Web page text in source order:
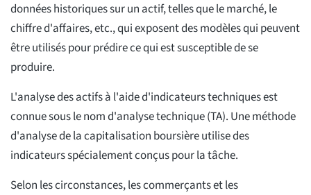
données historiques sur un actif, telles que le marché, le
chiffre d'affaires, etc., qui exposent des modèles qui peuvent
être utilisés pour prédire ce qui est susceptible de se
produire.
L'analyse des actifs à l'aide d'indicateurs techniques est
connue sous le nom d'analyse technique (TA). Une méthode
d'analyse de la capitalisation boursière utilise des
indicateurs spécialement conçus pour la tâche.
Selon les circonstances, les commerçants et les